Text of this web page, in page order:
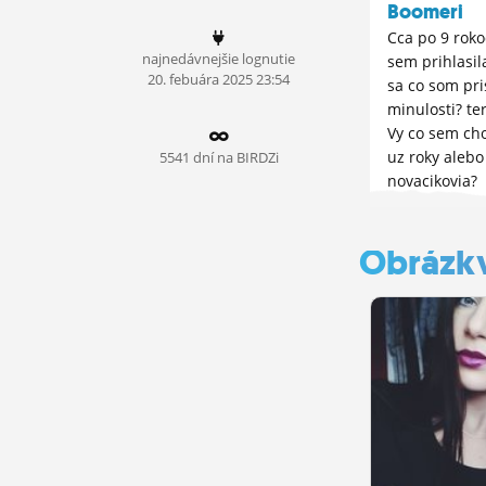
MÔJ PROFIL
ROLETA
najnedávnejšie lognutie
20.febuára2025 23:54
5541 dní na BIRDZi
Boomeri
Cca po 9
sem
sa co som
minulosti?
Vy co sem
uz roky alebo
novacikovia?